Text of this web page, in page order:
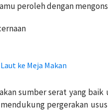
peroleh dengan
ke Meja Makan
sumber serat yang
pergerakan